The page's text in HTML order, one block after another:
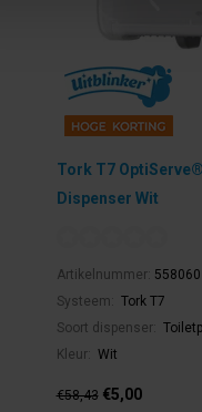
Tork T7
Dispenser Wit
Artikelnummer: 558060
Systeem:
Tork T7
Soort dispenser:
Kleur:
Wit
€58,43 €5,00